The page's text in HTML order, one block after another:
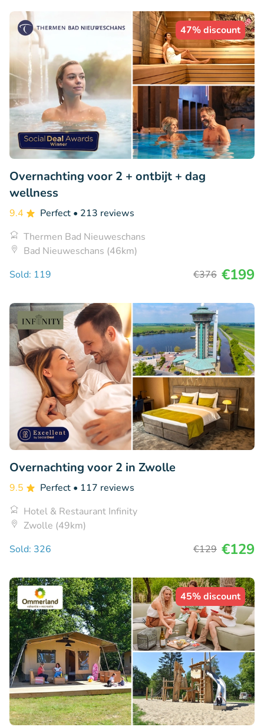
47% discount
Overnachting voor 2 + ontbijt + dag
wellness
9.4 Perfect • 213 reviews
Thermen Bad Nieuweschans
Bad Nieuweschans (46km)
Sold: 119
€376 €199
Overnachting voor 2 in Zwolle
9.5 Perfect • 117 reviews
Hotel & Restaurant Infinity
Zwolle (49km)
Sold: 326
€129 €129
45% discount